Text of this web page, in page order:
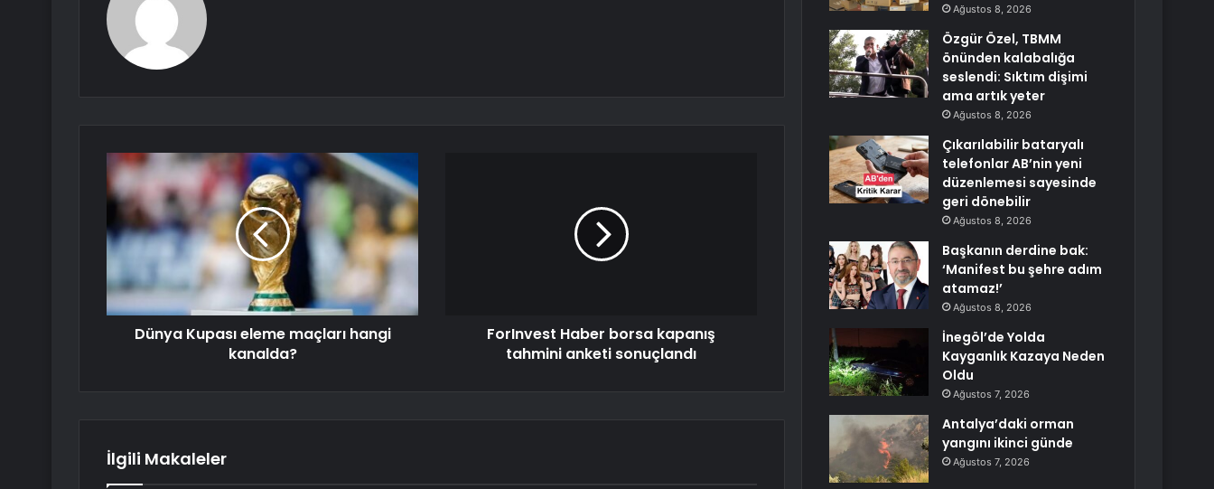
Dünya Kupası eleme maçları hangi
kanalda?
ForInvest Haber borsa kapanış
tahmini anketi sonuçlandı
İlgili Makaleler
Ağustos 8, 2026
Özgür Özel, TBMM
önünden kalabalığa
seslendi: Sıktım dişimi
ama artık yeter
Ağustos 8, 2026
Çıkarılabilir bataryalı
telefonlar AB’nin yeni
düzenlemesi sayesinde
geri dönebilir
Ağustos 8, 2026
Başkanın derdine bak:
‘Manifest bu şehre adım
atamaz!’
Ağustos 8, 2026
İnegöl’de Yolda
Kayganlık Kazaya Neden
Oldu
Ağustos 7, 2026
Antalya’daki orman
yangını ikinci günde
Ağustos 7, 2026